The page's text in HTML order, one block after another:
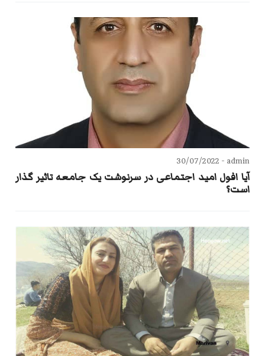
admin -
30/07/2022
آیا افول امید اجتماعی در سرنوشت یک جامعه تاثیر گذار
است؟